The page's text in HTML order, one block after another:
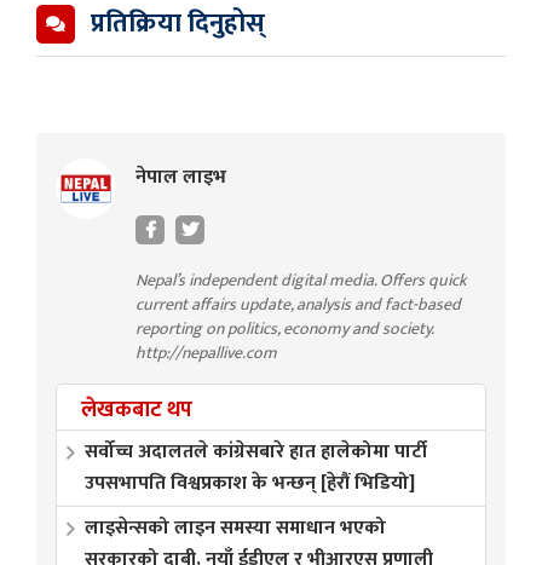
प्रतिक्रिया दिनुहोस्
नेपाल लाइभ
Nepal’s independent digital media. Offers quick
current affairs update, analysis and fact-based
reporting on politics, economy and society.
http://nepallive.com
लेखकबाट थप
सर्वोच्च अदालतले कांग्रेसबारे हात हालेकोमा पार्टी
उपसभापति विश्वप्रकाश के भन्छन् [हेरौं भिडियो]
लाइसेन्सको लाइन समस्या समाधान भएको